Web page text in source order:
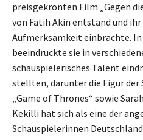
preisgekrönten Film „Gegen
von Fatih Akin entstand und
Aufmerksamkeit einbrachte.
beeindruckte sie in
schauspielerisches Talent
stellten, darunter die Figur der
„Game of Thrones“ sowie
Kekilli hat sich als eine der
Schauspielerinnen